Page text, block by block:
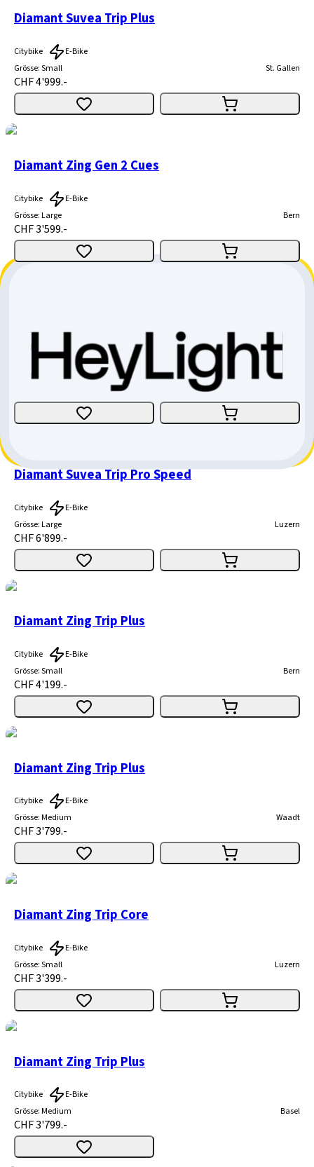
Diamant Suvea Trip Plus
Citybike
E-Bike
Grösse:Small St. Gallen
CHF 4'999.-
Diamant Zing Gen 2 Cues
Citybike
E-Bike
Grösse:Large Bern
CHF 3'599.-
Citybike
E-Bike
:Medium
CHF 3'999.-CHF 1'000.-
Diamant Suvea Trip Pro Speed
Citybike
E-Bike
Grösse:Large Luzern
CHF 6'899.-
Diamant Zing Trip Plus
Citybike
E-Bike
Grösse:Small Bern
CHF 4'199.-
Diamant Zing Trip Plus
Citybike
E-Bike
Grösse:Medium Waadt
CHF 3'799.-
Diamant Zing Trip Core
Citybike
E-Bike
Grösse:Small Luzern
CHF 3'399.-
Diamant Zing Trip Plus
Citybike
E-Bike
Grösse:Medium Basel
CHF 3'799.-